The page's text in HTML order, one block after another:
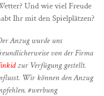
Und wie viel Freude
Ihr mit den Spielplätzen?
Anzug wurde uns
von der Firma
zur Verfügung gestellt.
Wir können den Anzug
#werbung